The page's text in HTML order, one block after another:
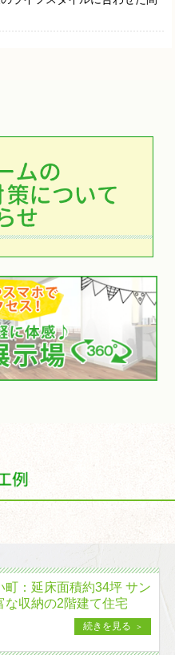
町：延床面積約34坪 サン
な収納の2階建て住宅
続きを見る